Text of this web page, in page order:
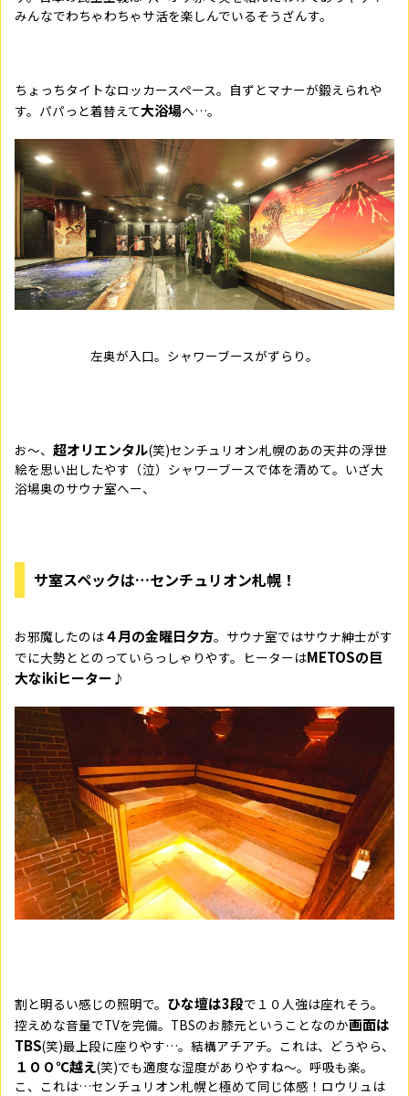
みんなでわちゃわちゃサ活を楽しんでいるそうざんす。
ちょっちタイトなロッカースペース。自ずとマナーが鍛えられや
す。パパっと着替えて大浴場へ…。
左奥が入口。シャワーブースがずらり。
お～、 超オリエンタル(笑)センチュリオン札幌のあの天井の浮世
絵を思い出したやす（泣）シャワーブースで体を清めて。いざ大
浴場奥のサウナ室へー、
サ室スペックは…センチュリオン札幌！
お邪魔したのは４月の金曜日夕方。サウナ室ではサウナ紳士がす
でに大勢ととのっていらっしゃりやす。ヒーターはMETOSの巨
大なikiヒーター ♪
割と明るい感じの照明で。 ひな壇は3段で１０人強は座れそう。
控えめな音量でTVを完備。 TBSのお膝元ということなのか画面は
TBS(笑)最上段に座りやす…。結構アチアチ。これは、どうやら、
１００℃越え(笑)でも適度な湿度がありやすね～。呼吸も楽。
こ、これは…センチュリオン札幌と極めて同じ体感！ロウリュは